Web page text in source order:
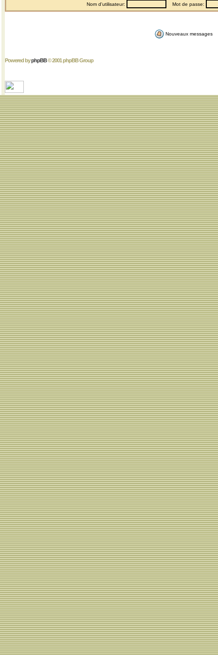
Nom d'utilisateur: Mot de passe:
Nouveaux messages
Powered byphpBB© 2001 phpBB Group